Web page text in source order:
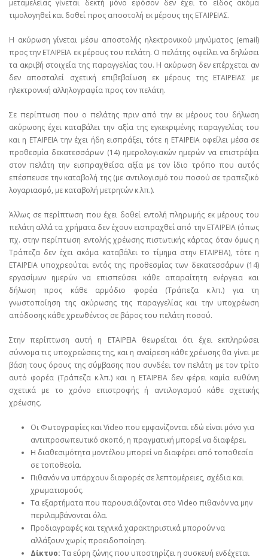
μεταμελείας γίνεται δεκτή μόνο εφόσον δεν έχει το είδος ακόμα
τιμολογηθεί και δοθεί προς αποστολή εκ μέρους της ΕΤΑΙΡΕΙΑΣ.
Η ακύρωση γίνεται μέσω αποστολής ηλεκτρονικού μηνύματος (email)
προς την ΕΤΑΙΡΕΙΑ εκ μέρους του πελάτη. Ο πελάτης οφείλει να δηλώσει
τα ακριβή στοιχεία της παραγγελίας του. Η ακύρωση δεν επέρχεται αν
δεν αποσταλεί σχετική επιβεβαίωση εκ μέρους της ΕΤΑΙΡΕΙΑΣ με
ηλεκτρονική αλληλογραφία προς τον πελάτη.
Σε περίπτωση που ο πελάτης πριν από την εκ μέρους του δήλωση
ακύρωσης έχει καταβάλει την αξία της εγκεκριμένης παραγγελίας του
και η ΕΤΑΙΡΕΙΑ την έχει ήδη εισπράξει, τότε η ΕΤΑΙΡΕΙΑ οφείλει μέσα σε
προθεσμία δεκατεσσάρων (14) ημερολογιακών ημερών να επιστρέψει
στον πελάτη την εισπραχθείσα αξία με τον ίδιο τρόπο που αυτός
επέσπευσε την καταβολή της (με αντιλογισμό του ποσού σε τραπεζικό
λογαριασμό, με καταβολή μετρητών κ.λπ.).
Άλλως σε περίπτωση που έχει δοθεί εντολή πληρωμής εκ μέρους του
πελάτη αλλά τα χρήματα δεν έχουν εισπραχθεί από την ΕΤΑΙΡΕΙΑ (όπως
πχ. στην περίπτωση εντολής χρέωσης πιστωτικής κάρτας όταν όμως η
Τράπεζα δεν έχει ακόμα καταβάλει το τίμημα στην ΕΤΑΙΡΕΙΑ), τότε η
ΕΤΑΙΡΕΙΑ υποχρεούται εντός της προθεσμίας των δεκατεσσάρων (14)
εργασίμων ημερών να επισπεύσει κάθε απαραίτητη ενέργεια και
δήλωση προς κάθε αρμόδιο φορέα (Τράπεζα κ.λπ.) για τη
γνωστοποίηση της ακύρωσης της παραγγελίας και την υποχρέωση
απόδοσης κάθε χρεωθέντος σε βάρος του πελάτη ποσού.
Στην περίπτωση αυτή η ΕΤΑΙΡΕΙΑ θεωρείται ότι έχει εκπληρώσει
σύννομα τις υποχρεώσεις της, και η αναίρεση κάθε χρέωσης θα γίνει με
βάση τους όρους της σύμβασης που συνδέει τον πελάτη με τον τρίτο
αυτό φορέα (Τράπεζα κ.λπ.) και η ΕΤΑΙΡΕΙΑ δεν φέρει καμία ευθύνη
σχετικά με το χρόνο επιστροφής ή αντιλογισμού κάθε σχετικής
χρέωσης.
Οι Φωτογραφίες και Video που εμφανίζονται εδώ είναι μόνο για
αντιπροσωπευτικό σκοπό, η πραγματική μπορεί να διαφέρει.
Η διαθεσιμότητα μοντέλου μπορεί να διαφέρει από τοποθεσία
σε τοποθεσία.
Πιθανόν να υπάρχουν διαφορές σε λεπτομέρειες, σχέδια και
χρωματισμούς.
Τα εξαρτήματα που παρουσιάζονται στο Video πιθανόν να μην
περιλαμβάνονται όλα.
Προδιαγραφές και τεχνικά χαρακτηριστικά μπορούν να
αλλάξουν χωρίς προειδοποίηση.
Δίκτυο: Τα εύρη ζώνης που υποστηρίζει η συσκευή ενδέχεται